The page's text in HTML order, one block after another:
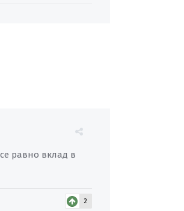
равно вклад в
2